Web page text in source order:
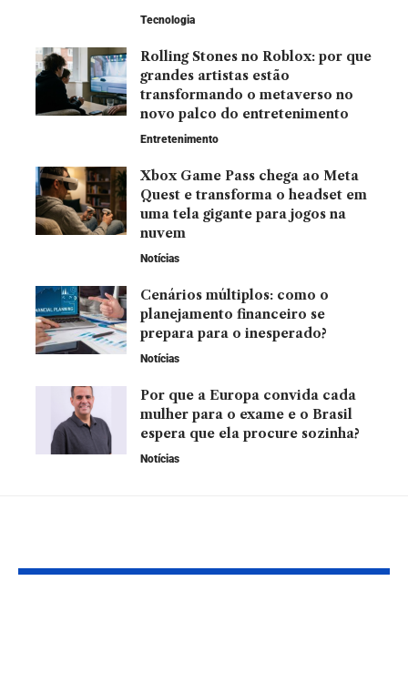
Tecnologia
Rolling Stones no Roblox: por que
grandes artistas estão
transformando o metaverso no
novo palco do entretenimento
Entretenimento
Xbox Game Pass chega ao Meta
Quest e transforma o headset em
uma tela gigante para jogos na
nuvem
Notícias
Cenários múltiplos: como o
planejamento financeiro se
prepara para o inesperado?
Notícias
Por que a Europa convida cada
mulher para o exame e o Brasil
espera que ela procure sozinha?
Notícias